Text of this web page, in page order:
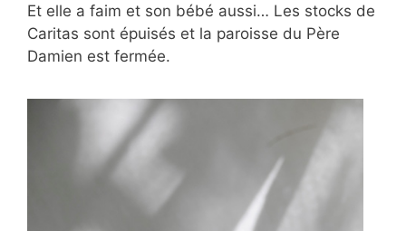
Et elle a faim et son bébé aussi… Les stocks de
Caritas sont épuisés et la paroisse du Père
Damien est fermée.